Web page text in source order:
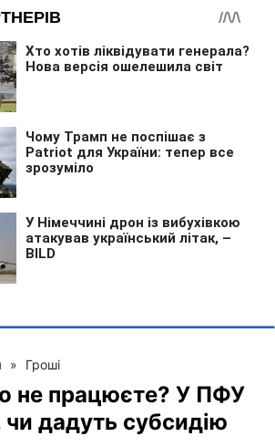
» Гроші
не працюєте? У ПФУ
дадуть субсидію